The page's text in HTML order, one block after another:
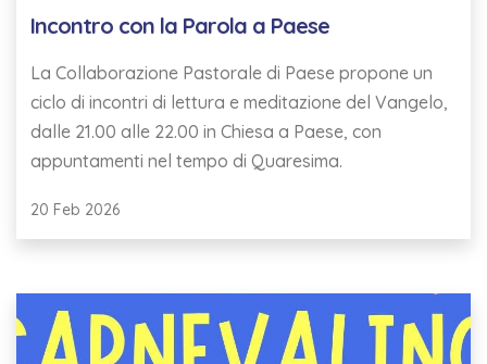
Incontro con la Parola a Paese
La Collaborazione Pastorale di Paese propone un
ciclo di incontri di lettura e meditazione del Vangelo,
dalle 21.00 alle 22.00 in Chiesa a Paese, con
appuntamenti nel tempo di Quaresima.
20 Feb 2026